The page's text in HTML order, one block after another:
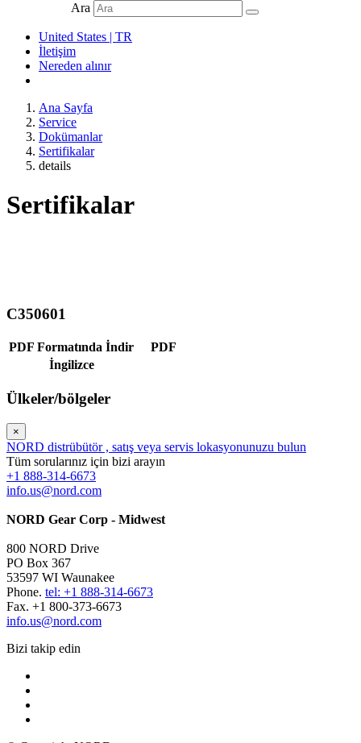
Ara
United States | TR
İletişim
Nereden alınır
Ana Sayfa
Service
Dokümanlar
Sertifikalar
details
Sertifikalar
C350601
PDF Formatında İndir
PDF
İngilizce
Ülkeler/bölgeler
×
NORD distrübütör , satış veya servis lokasyonunuzu bulun
Tüm sorularınız için bizi arayın
+1 888-314-6673
info.us@nord.com
NORD Gear Corp - Midwest
800 NORD Drive
PO Box 367
53597 WI Waunakee
Phone. tel: +1 888-314-6673
Fax. +1 800-373-6673
info.us@nord.com
Bizi takip edin